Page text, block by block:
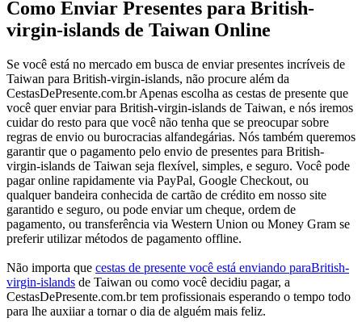
Como Enviar Presentes para British-
virgin-islands de Taiwan Online
Se você está no mercado em busca de enviar presentes incríveis de
Taiwan para British-virgin-islands, não procure além da
CestasDePresente.com.br Apenas escolha as cestas de presente que
você quer enviar para British-virgin-islands de Taiwan, e nós iremos
cuidar do resto para que você não tenha que se preocupar sobre
regras de envio ou burocracias alfandegárias. Nós também queremos
garantir que o pagamento pelo envio de presentes para British-
virgin-islands de Taiwan seja flexível, simples, e seguro. Você pode
pagar online rapidamente via PayPal, Google Checkout, ou
qualquer bandeira conhecida de cartão de crédito em nosso site
garantido e seguro, ou pode enviar um cheque, ordem de
pagamento, ou transferência via Western Union ou Money Gram se
preferir utilizar métodos de pagamento offline.
Não importa que cestas de presente você está enviando paraBritish-
virgin-islands de Taiwan ou como você decidiu pagar, a
CestasDePresente.com.br tem profissionais esperando o tempo todo
para lhe auxiiar a tornar o dia de alguém mais feliz.